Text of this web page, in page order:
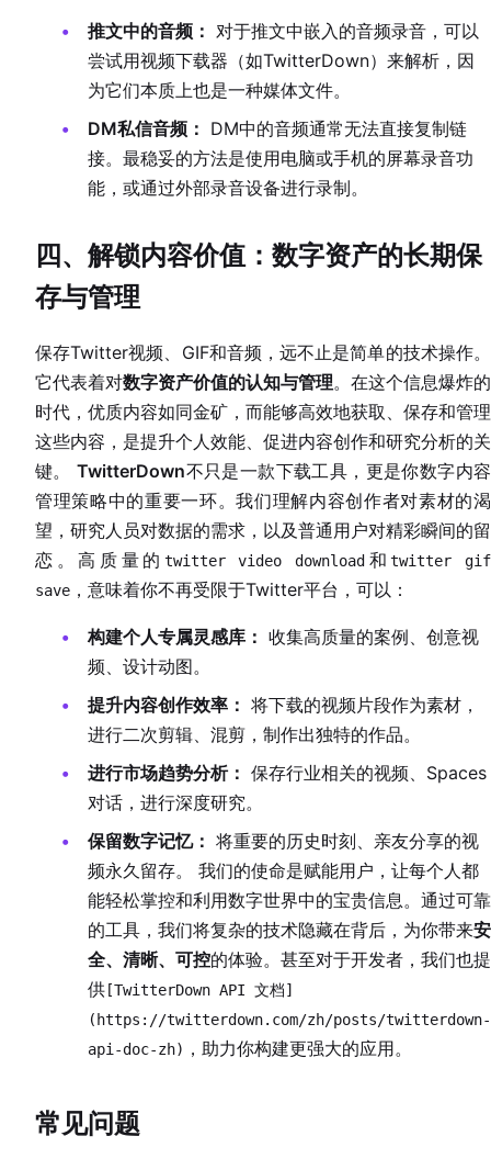
推文中的音频： 对于推文中嵌入的音频录音，可以
尝试用视频下载器（如TwitterDown）来解析，因
为它们本质上也是一种媒体文件。
DM私信音频： DM中的音频通常无法直接复制链
接。最稳妥的方法是使用电脑或手机的屏幕录音功
能，或通过外部录音设备进行录制。
四、解锁内容价值：数字资产的长期保
存与管理
保存Twitter视频、GIF和音频，远不止是简单的技术操作。
它代表着对数字资产价值的认知与管理。在这个信息爆炸的
时代，优质内容如同金矿，而能够高效地获取、保存和管理
这些内容，是提升个人效能、促进内容创作和研究分析的关
键。TwitterDown不只是一款下载工具，更是你数字内容
管理策略中的重要一环。我们理解内容创作者对素材的渴
望，研究人员对数据的需求，以及普通用户对精彩瞬间的留
恋。高质量的 twitter video download 和twitter gif
save ，意味着你不再受限于Twitter平台，可以：
构建个人专属灵感库： 收集高质量的案例、创意视
频、设计动图。
提升内容创作效率： 将下载的视频片段作为素材，
进行二次剪辑、混剪，制作出独特的作品。
进行市场趋势分析： 保存行业相关的视频、Spaces
对话，进行深度研究。
保留数字记忆： 将重要的历史时刻、亲友分享的视
频永久留存。 我们的使命是赋能用户，让每个人都
能轻松掌控和利用数字世界中的宝贵信息。通过可靠
的工具，我们将复杂的技术隐藏在背后，为你带来安
全、清晰、可控的体验。甚至对于开发者，我们也提
供 [TwitterDown API 文档]
(https://twitterdown.com/zh/posts/twitterdown-
api-doc-zh) ，助力你构建更强大的应用。
常见问题